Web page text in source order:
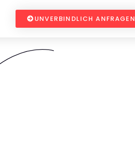
UNVERBINDLICH ANFRAGEN